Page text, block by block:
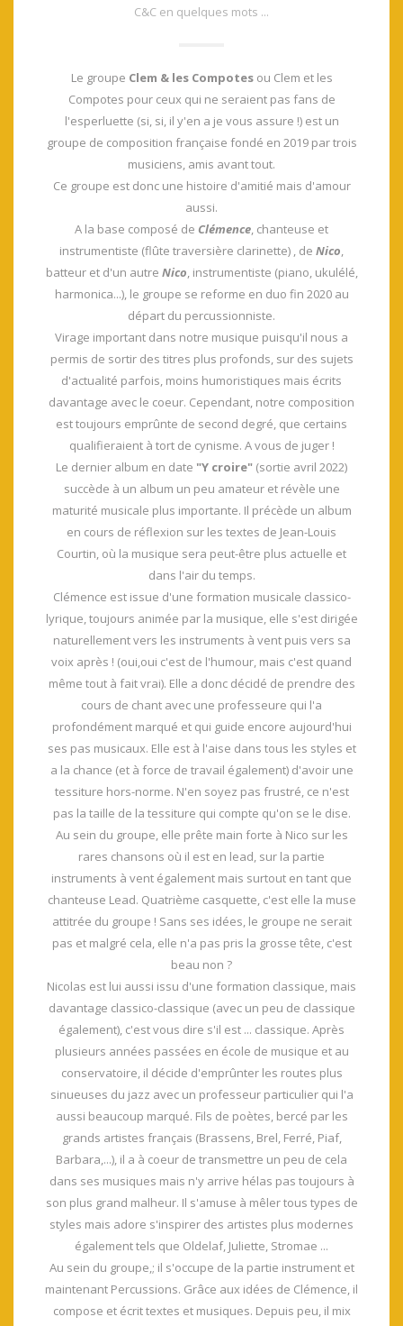
C&C en quelques mots ...
Le groupe Clem & les Compotesou Clem et les
Compotes pour ceux qui ne seraient pas fans de
l'esperluette (si, si, il y'en a je vous assure !) est un
groupe de composition française fondé en 2019 par trois
musiciens, amis avant tout.
Ce groupe est donc une histoire d'amitié mais d'amour
aussi.
A la base composé de Clémence, chanteuse et
instrumentiste (flûte traversière clarinette) , de Nico,
batteur et d'un autre Nico, instrumentiste (piano, ukulélé,
harmonica...), le groupe se reforme en duo fin 2020 au
départ du percussionniste.
Virage important dans notre musique puisqu'il nous a
permis de sortir des titres plus profonds, sur des sujets
d'actualité parfois, moins humoristiques mais écrits
davantage avec le coeur. Cependant, notre composition
est toujours emprûnte de second degré, que certains
qualifieraient à tort de cynisme. A vous de juger !
Le dernier album en date "Y croire" (sortie avril 2022)
succède à un album un peu amateur et révèle une
maturité musicale plus importante. Il précède un album
en cours de réflexion sur les textes de Jean-Louis
Courtin, où la musique sera peut-être plus actuelle et
dans l'air du temps.
Clémence est issue d'une formation musicale classico-
lyrique, toujours animée par la musique, elle s'est dirigée
naturellement vers les instruments à vent puis vers sa
voix après ! (oui,oui c'est de l'humour, mais c'est quand
même tout à fait vrai). Elle a donc décidé de prendre des
cours de chant avec une professeure qui l'a
profondément marqué et qui guide encore aujourd'hui
ses pas musicaux. Elle est à l'aise dans tous les styles et
a la chance (et à force de travail également) d'avoir une
tessiture hors-norme. N'en soyez pas frustré, ce n'est
pas la taille de la tessiture qui compte qu'on se le dise.
Au sein du groupe, elle prête main forte à Nico sur les
rares chansons où il est en lead, sur la partie
instruments à vent également mais surtout en tant que
chanteuse Lead. Quatrième casquette, c'est elle la muse
attitrée du groupe ! Sans ses idées, le groupe ne serait
pas et malgré cela, elle n'a pas pris la grosse tête, c'est
beau non ?
Nicolas est lui aussi issu d'une formation classique, mais
davantage classico-classique (avec un peu de classique
également), c'est vous dire s'il est ... classique. Après
plusieurs années passées en école de musique et au
conservatoire, il décide d'emprûnter les routes plus
sinueuses du jazz avec un professeur particulier qui l'a
aussi beaucoup marqué. Fils de poètes, bercé par les
grands artistes français (Brassens, Brel, Ferré, Piaf,
Barbara,...), il a à coeur de transmettre un peu de cela
dans ses musiques mais n'y arrive hélas pas toujours à
son plus grand malheur. Il s'amuse à mêler tous types de
styles mais adore s'inspirer des artistes plus modernes
également tels que Oldelaf, Juliette, Stromae ...
Au sein du groupe,; il s'occupe de la partie instrument et
maintenant Percussions. Grâce aux idées de Clémence, il
compose et écrit textes et musiques. Depuis peu, il mix